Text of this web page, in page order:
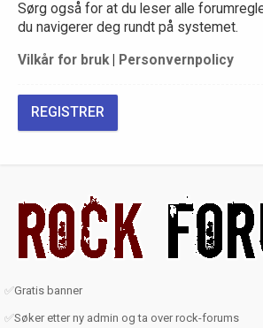
Sørg også for at du leser alle
du navigerer deg rundt på systemet.
Vilkår for bruk| Personvernpolicy
REGISTRER
✅Gratis banner
✅Søker etter ny admin og ta over rock-forums